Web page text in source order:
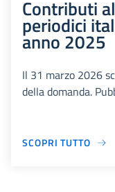
Contributi
periodici
anno 2025
Il 31 marzo 2026
della domanda.
SCOPRI TUTTO